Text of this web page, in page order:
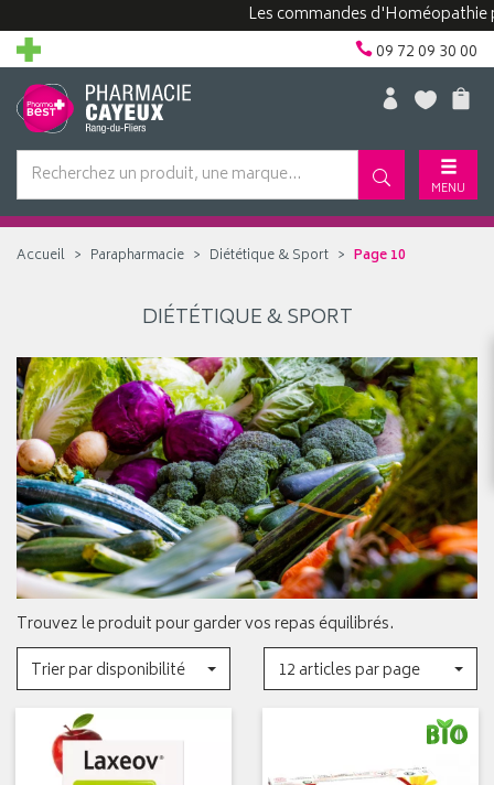
Les commandes d'Homéopathie
09 72 09 30 00
MENU
Accueil Parapharmacie Diététique & Sport Page 10
DIÉTÉTIQUE & SPORT
Trouvez le produit pour garder vos repas équilibrés.
Trier par disponibilité
12 articles par page